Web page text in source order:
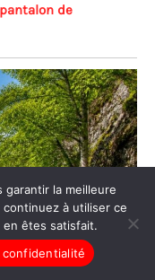
de
la meilleure
à utiliser ce
êtes satisfait.